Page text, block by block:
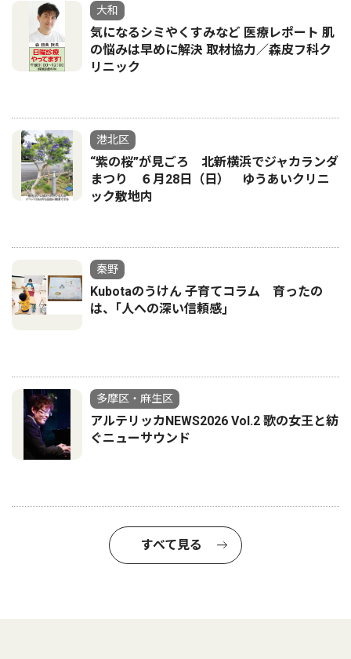
大和
気になるシミやくすみなど 医療レポート 肌
の悩みは早めに解決 取材協力／森皮フ科ク
リニック
港北区
“紫の桜”が見ごろ 北新横浜でジャカランダ
まつり ６月28日（日） ゆうあいクリニ
ック敷地内
秦野
Kubotaのうけん 子育てコラム 育ったの
は、｢人への深い信頼感｣
多摩区・麻生区
アルテリッカNEWS2026 Vol.2 歌の女王と紡
ぐニューサウンド
すべて見る